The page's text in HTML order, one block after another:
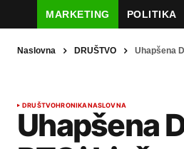
MARKETING POLITIKA
Naslovna DRUŠTVO Uhapšena
DRUŠTVOHRONIKANASLOVNA
Uhapšena